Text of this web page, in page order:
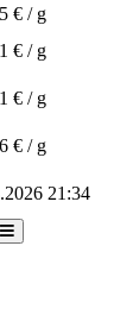
€ / g
€ / g
€ / g
€ / g
21:34